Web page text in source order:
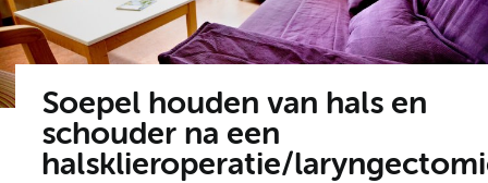
Soepel houden van hals en
schouder na een
halsklieroperatie/